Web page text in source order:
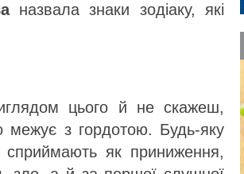
назвала знаки зодіаку, які
цього й не скажеш,
межує з гордотою. Будь-яку
сприймають як приниження,